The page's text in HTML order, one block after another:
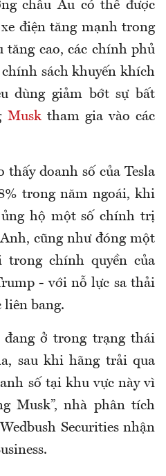
châu Âu có thể được
điện tăng mạnh trong
tăng cao, các chính phủ
sách khuyến khích
dùng giảm bớt sự bất
Musktham gia vào các
thấy doanh số của Tesla
trong năm ngoái, khi
hộ một số chính trị
cũng như đóng một
chính quyền của
- với nỗ lực sa thải
liên bang.
ở trong trạng thái
sau khi hãng trải qua
số tại khu vực này vì
Musk”, nhà phân tích
Securities nhận